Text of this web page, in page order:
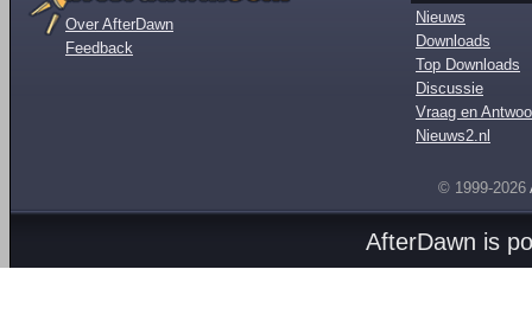
Over AfterDawn
Feedback
Nieuws
Downloads
Top Downloads
Discussie
Vraag en
Nieuws2.nl
© 1999-2026
AfterDawn is